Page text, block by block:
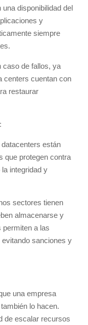
disponibilidad del
y
siempre
caso de fallos, ya
centers cuentan con
restaurar
:
datacenters están
que protegen contra
integridad y
sectores tienen
almacenarse y
permiten a las
sanciones y
una empresa
lo hacen.
de escalar recursos